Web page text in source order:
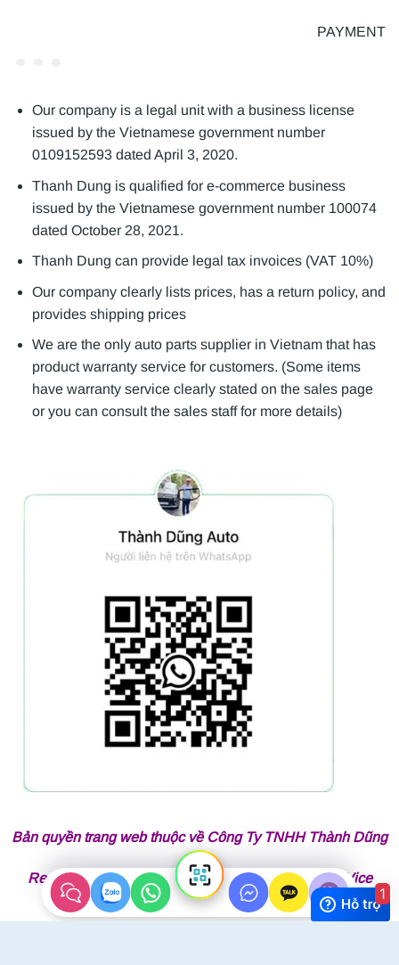
PAYMENT
Our company is a legal unit with a business license
issued by the Vietnamese government number
0109152593 dated April 3, 2020.
Thanh Dung is qualified for e-commerce business
issued by the Vietnamese government number 100074
dated October 28, 2021.
Thanh Dung can provide legal tax invoices (VAT 10%)
Our company clearly lists prices, has a return policy, and
provides shipping prices
We are the only auto parts supplier in Vietnam that has
product warranty service for customers. (Some items
have warranty service clearly stated on the sales page
or you can consult the sales staff for more details)
Bản quyền trang web thuộc về Công Ty TNHH Thành Dũng
Responsible for Publication by Mr Lai Tran Thanh Vice
President of Thành Dũng company
1